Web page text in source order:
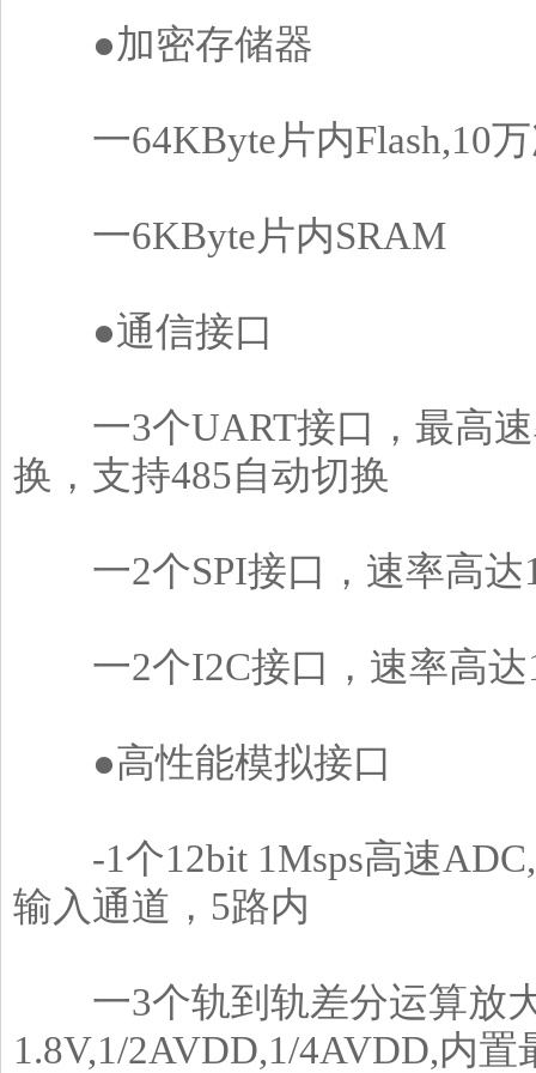
●加密存储器
一64KByte片内Flash,10万
一6KByte片内SRAM
●通信接口
一3个UART接口，最高速
换，支持485自动切换
一2个SPI接口，速率高达
一2个I2C接口，速率高达
●高性能模拟接口
-1个12bit 1Msps高速ADC,
输入通道，5路内
一3个轨到轨差分运算放
1.8V,1/2AVDD,1/4AVDD,内置